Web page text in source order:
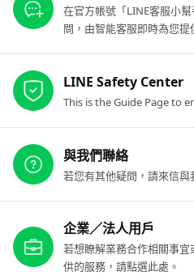
在官方帳號「LINE客服小
問，由智能客服即時為您提
LINE Safety Center
This is the Guide Page to
與我們聯絡
若您有其他疑問，請來信與
企業／法人用戶
若想瞭解業務合作相關事
供的服務，請點選此處。